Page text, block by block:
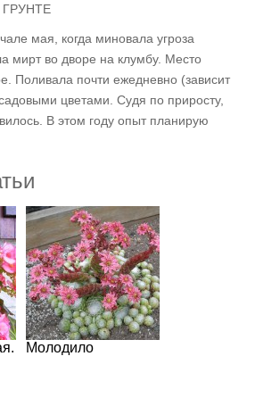
мая, когда миновала угроза
мирт во дворе на клумбу. Место
Поливала почти ежедневно (зависит
цветами. Судя по приросту,
В этом году опыт планирую
Молодило